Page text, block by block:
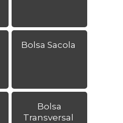
Bolsa Sacola
Bolsa
Transversal